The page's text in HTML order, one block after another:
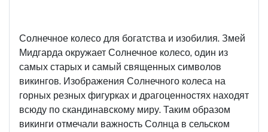
Солнечное колесо для богатства и изобилия. Змей
Мидгарда окружает Солнечное колесо, один из
самых старых и самый священных символов
викингов. Изображения Солнечного колеса на
горных резных фигурках и драгоценностях находят
всюду по скандинавскому миру. Таким образом
викинги отмечали важность Солнца в сельском